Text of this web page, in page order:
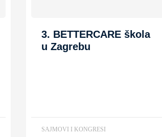
3. BETTERCARE škola
u Zagrebu
SAJMOVI I KONGRESI